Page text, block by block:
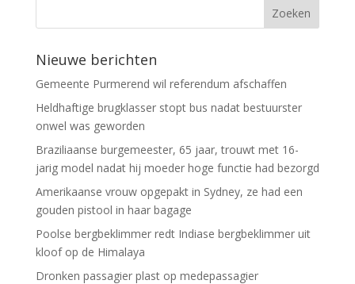
Nieuwe berichten
Gemeente Purmerend wil referendum afschaffen
Heldhaftige brugklasser stopt bus nadat bestuurster
onwel was geworden
Braziliaanse burgemeester, 65 jaar, trouwt met 16-
jarig model nadat hij moeder hoge functie had bezorgd
Amerikaanse vrouw opgepakt in Sydney, ze had een
gouden pistool in haar bagage
Poolse bergbeklimmer redt Indiase bergbeklimmer uit
kloof op de Himalaya
Dronken passagier plast op medepassagier